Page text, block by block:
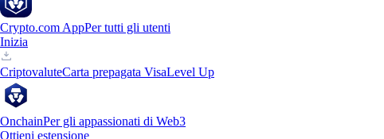
Crypto.com AppPer tutti gli utenti
Inizia
CriptovaluteCarta prepagata VisaLevel Up
OnchainPer gli appassionati di Web3
Ottieni estensione